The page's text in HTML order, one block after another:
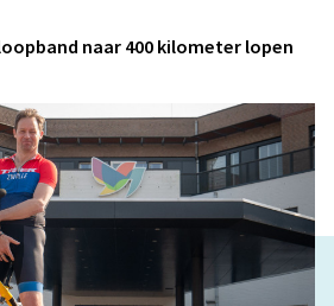
naar 400 kilometer lopen